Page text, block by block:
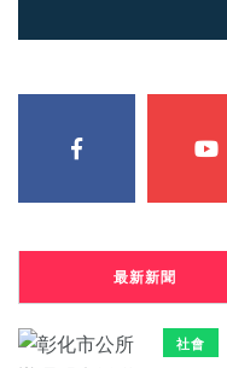
最新新聞
社會